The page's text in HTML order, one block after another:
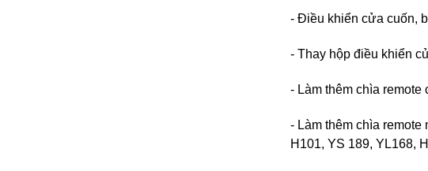
- Điều khiển cửa cuốn,
- Thay hộp điều khiển
- Làm thêm chìa
- Làm thêm chìa remote
H101, YS 189, YL168,